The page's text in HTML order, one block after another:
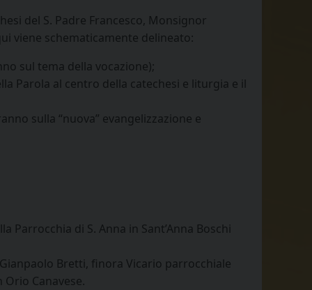
del S. Padre Francesco, Monsignor
viene schematicamente delineato:
sul tema della vocazione);
Parola al centro della catechesi e liturgia e il
sulla “nuova” evangelizzazione e
di S. Anna in Sant’Anna Boschi
Bretti, finora Vicario parrocchiale
Canavese.